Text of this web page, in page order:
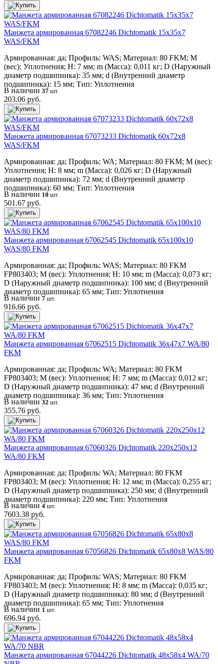
Манжета армированная 67082246 Dichtomatik 15x35x7
WAS/FKM
Армированная: да; Профиль: WAS; Материал: 80 FKM; M
(вес): Уплотнения; H: 7 мм; m (Масса): 0,011 кг; D (Наружный
диаметр подшипника): 35 мм; d (Внутренний диаметр
подшипника): 15 мм; Тип: Уплотнения
В наличии 37 шт.
203.06 руб.
Манжета армированная 67073233 Dichtomatik 60x72x8
WAS/FKM
Армированная: да; Профиль: WA; Материал: 80 FKM; M (вес):
Уплотнения; H: 8 мм; m (Масса): 0,026 кг; D (Наружный
диаметр подшипника): 72 мм; d (Внутренний диаметр
подшипника): 60 мм; Тип: Уплотнения
В наличии 10 шт.
501.67 руб.
Манжета армированная 67062545 Dichtomatik 65x100x10
WAS/80 FKM
Армированная: да; Профиль: WAS; Материал: 80 FKM
FP803403; M (вес): Уплотнения; H: 10 мм; m (Масса): 0,073 кг;
D (Наружный диаметр подшипника): 100 мм; d (Внутренний
диаметр подшипника): 65 мм; Тип: Уплотнения
В наличии7 шт.
916.66 руб.
Манжета армированная 67062515 Dichtomatik 36x47x7 WA/80
FKM
Армированная: да; Профиль: WA; Материал: 80 FKM
FP803403; M (вес): Уплотнения; H: 7 мм; m (Масса): 0,012 кг;
D (Наружный диаметр подшипника): 47 мм; d (Внутренний
диаметр подшипника): 36 мм; Тип: Уплотнения
В наличии32 шт.
355.76 руб.
Манжета армированная 67060326 Dichtomatik 220x250x12
WA/80 FKM
Армированная: да; Профиль: WA; Материал: 80 FKM
FP803403; M (вес): Уплотнения; H: 12 мм; m (Масса): 0,255 кг;
D (Наружный диаметр подшипника): 250 мм; d (Внутренний
диаметр подшипника): 220 мм; Тип: Уплотнения
В наличии4 шт.
7603.38 руб.
Манжета армированная 67056826 Dichtomatik 65x80x8 WAS/80
FKM
Армированная: да; Профиль: WAS; Материал: 80 FKM
FP803403; M (вес): Уплотнения; H: 8 мм; m (Масса): 0,035 кг;
D (Наружный диаметр подшипника): 80 мм; d (Внутренний
диаметр подшипника): 65 мм; Тип: Уплотнения
В наличии1 шт.
696.94 руб.
Манжета армированная 67044226 Dichtomatik 48x58x4 WA/70